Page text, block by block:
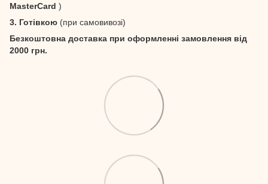
MasterCard )
3. Готівкою (при самовивозі)
Безкоштовна доставка при оформленні замовлення від
2000 грн.